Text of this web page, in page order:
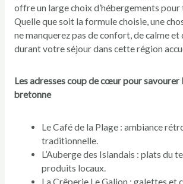
offre un large choix d’hébergements pour
Quelle que soit la formule choisie, une
ne manquerez pas de confort, de calme
durant votre séjour dans cette région
Les adresses coup de cœur pour
bretonne
Le Café de la Plage : ambiance
traditionnelle.
L’Auberge des Islandais : plats du
produits locaux.
La Crêperie Le Galion : galettes et